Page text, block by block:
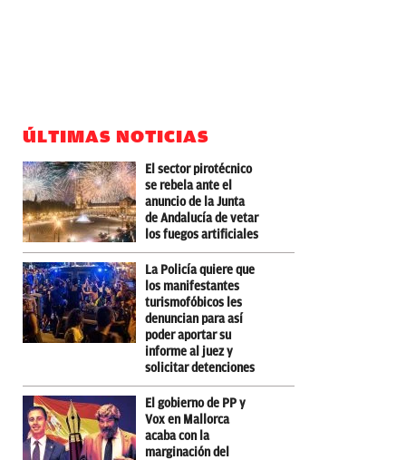
ÚLTIMAS NOTICIAS
El sector pirotécnico
se rebela ante el
anuncio de la Junta
de Andalucía de vetar
los fuegos artificiales
La Policía quiere que
los manifestantes
turismofóbicos les
denuncian para así
poder aportar su
informe al juez y
solicitar detenciones
El gobierno de PP y
Vox en Mallorca
acaba con la
marginación del